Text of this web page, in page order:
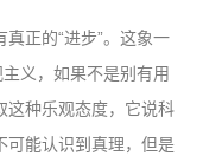
正的“进步”。这象一
义，如果不是别有用
这种乐观态度，它说科
可能认识到真理，但是